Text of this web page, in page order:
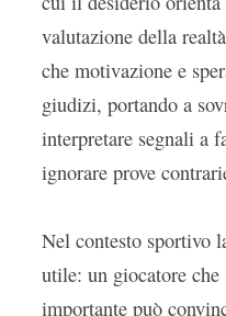
valutazione della
che motivazione e
giudizi, portando a
interpretare segnali a
ignorare prove
Nel contesto sportivo
utile: un giocatore
importante può